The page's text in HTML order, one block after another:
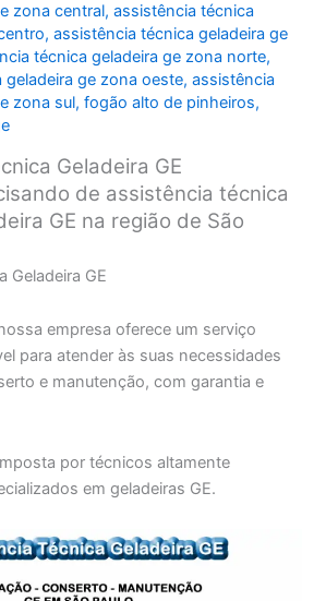
zona central,assistência técnica
,assistência técnica geladeira ge
técnica geladeira ge zona norte,
ge zona oeste,assistência
zona sul,fogão alto de pinheiros,
Geladeira GE
de assistência técnica
GE na região de São
Geladeira GE
empresa oferece um serviço
para atender às suas necessidades
e manutenção, com garantia e
por técnicos altamente
em geladeiras GE.